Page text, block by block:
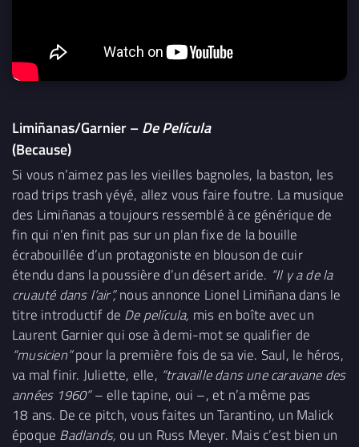
Limiñanas/Garnier – De Película
(Because)
Si vous n’aimez pas les vieilles bagnoles, la baston, les
road trips trash yéyé, allez vous faire foutre. La musique
des Limiñanas a toujours ressemblé à ce générique de
fin qui n’en finit pas sur un plan fixe de la bouille
écrabouillée d’un protagoniste en blouson de cuir
étendu dans la poussière d’un désert aride. “Il y a de la
cruauté dans l’air”,nous annonce Lionel Limiñana dans le
titre introductif de De película, mis en boîte avec un
Laurent Garnier qui ose à demi-mot se qualifier de
“musicien”pour la première fois de sa vie. Saul, le héros,
va mal finir. Juliette, elle, “travaille dans une caravane des
années 1960”– elle tapine, oui –, et n’a même pas
18 ans. De ce pitch, vous faites un Tarantino, un Malick
époque Badlands, ou un Russ Meyer. Mais c’est bien un